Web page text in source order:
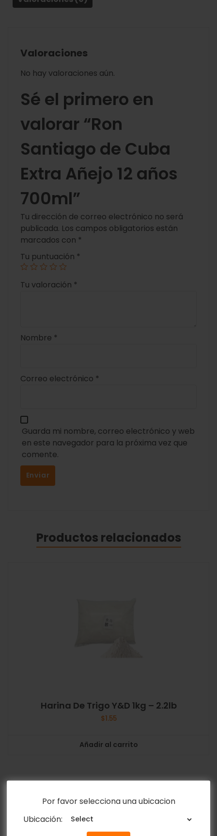
Por favor selecciona una ubicacion
Ubicación:
Valoraciones
No hay valoraciones aún.
Sé el primero en
valorar “Ron
Santiago de Cuba
Extra Añejo 12 años
700ml”
Tu dirección de correo electrónico no será
publicada. Los campos obligatorios están
marcados con *
Tu puntuación *
Tu valoración *
Nombre *
Correo electrónico *
Guarda mi nombre, correo electrónico y web
en este navegador para la próxima vez que
comente.
Productos relacionados
Harina De Trigo Y&D 1kg – 2.2lb
$1.55
Añadir al carrito